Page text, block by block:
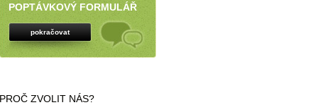
POPTÁVKOVÝ FORMULÁŘ
pokračovat
PROČ ZVOLIT NÁS?